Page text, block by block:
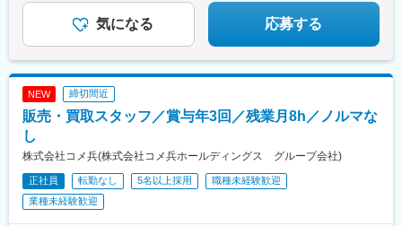
都)、国分寺駅、ひばりケ丘駅(東京都)、京王八王子駅、河辺駅、
多摩センター駅、町田駅、福生駅、牛田駅(東京都)、谷保駅、仙台
駅(愛知県)、中島駅(愛知県)、野並駅、星ケ丘駅(愛知県)、三郷駅
(愛知県)、大府駅、栄駅(愛知県)、知多半田駅、御器所駅、名鉄名
古屋駅、駅前大通駅、諏訪町駅、蒲郡駅、三河田原駅、中岡崎
県)、一ツ木駅、尾張一宮駅、尾張星の宮駅、小牧駅、津島駅、春
宮駅、貿易センター駅、尼崎駅(東海道本線)、手柄駅、大阪ビジネ
スパーク駅、和歌山市駅、新西大寺町筋駅、徳山駅、阿波富田
気になる 応募する
NEW 締切間近
販売・買取スタッフ／賞与年3回／残業月8h／ノルマな
し
株式会社コメ兵(株式会社コメ兵ホールディングス グループ会社)
正社員 転勤なし 5名以上採用
職種未経験歓迎
業種未経験歓迎